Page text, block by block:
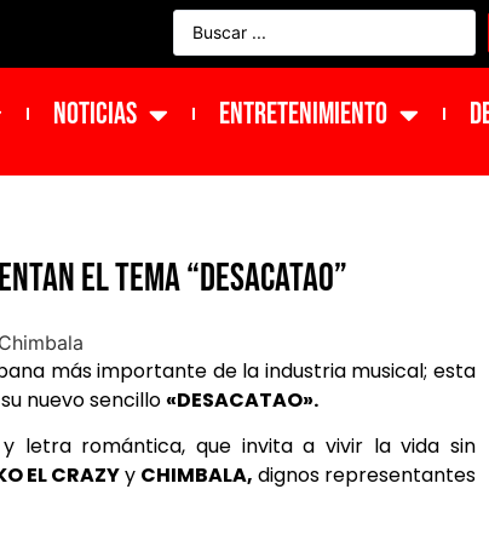
NOTICIAS ENTRETENIMIENTO
el tema “Desacatao”
más importante de la industria musical; esta
nuevo sencillo «DESACATAO».
letra romántica, que invita a vivir la vida sin
EL CRAZYy CHIMBALA, dignos representantes